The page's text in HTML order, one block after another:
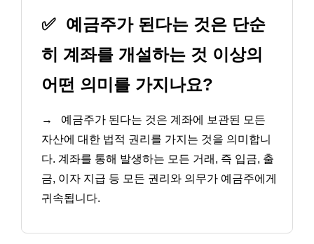
✅ 예금주가 된다는 것은 단순
히 계좌를 개설하는 것 이상의
어떤 의미를 가지나요?
→
예금주가 된다는 것은 계좌에 보관된 모든
자산에 대한 법적 권리를 가지는 것을 의미합니
다. 계좌를 통해 발생하는 모든 거래, 즉 입금, 출
금, 이자 지급 등 모든 권리와 의무가 예금주에게
귀속됩니다.